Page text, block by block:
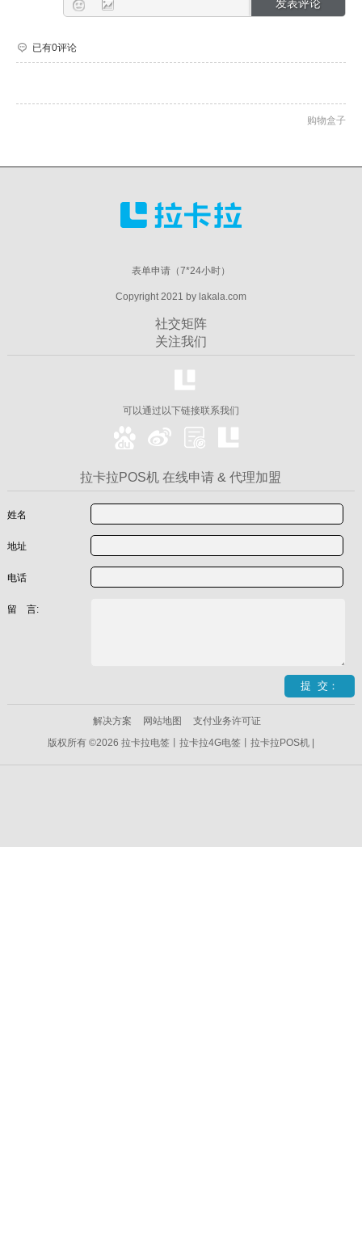
已有0评论
购物盒子
表单申请（7*24小时）
Copyright 2021 by lakala.com
社交矩阵
关注我们
可以通过以下链接联系我们
拉卡拉POS机 在线申请 & 代理加盟
姓名
地址
电话
留 言:
解决方案 网站地图
支付业务许可证
版权所有 ©2026 拉卡拉电签丨拉卡拉4G电签丨拉卡拉POS机 |